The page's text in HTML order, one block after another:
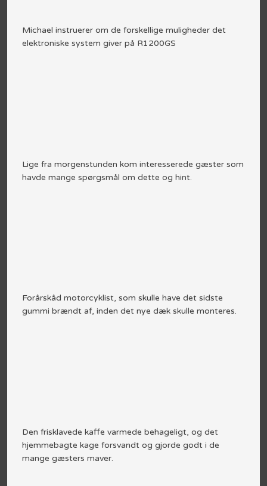
​Michael instruerer om de forskellige muligheder det
elektroniske system giver på R1200GS
Lige fra morgenstunden kom interesserede gæster som
havde mange spørgsmål om dette og hint.​
Forårskåd motorcyklist, som skulle have det sidste
gummi brændt af, inden det nye dæk skulle monteres.​
Den frisklavede kaffe varmede behageligt, og det
hjemmebagte kage forsvandt og gjorde godt i de
mange gæsters maver.